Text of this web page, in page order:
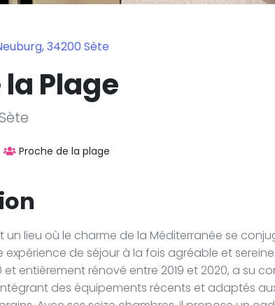
34200 Sète
Plage
Proche de la plage
un lieu où le charme de la Méditerranée se
de séjour à la fois agréable et
et entièrement rénové entre 2019 et 2020, a su
des équipements récents et adaptés